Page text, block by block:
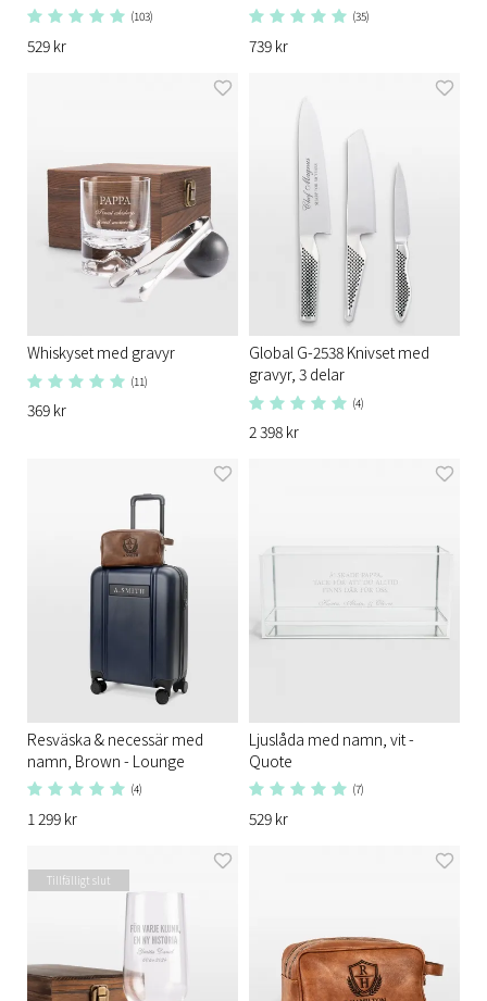
(103)
529 kr
(35)
739 kr
Whiskyset med gravyr
(11)
369 kr
Global G-2538 Knivset med
gravyr, 3 delar
(4)
2 398 kr
Resväska & necessär med
namn, Brown - Lounge
(4)
1 299 kr
Ljuslåda med namn, vit -
Quote
(7)
529 kr
Tillfälligt slut